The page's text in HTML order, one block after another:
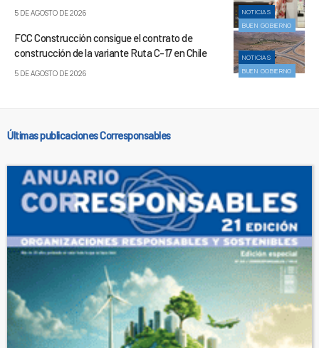
NOTICIAS
BUEN GOBIERNO
5 DE AGOSTO DE 2026
NOTICIAS
BUEN GOBIERNO
FCC Construcción consigue el contrato de
construcción de la variante Ruta C-17 en Chile
5 DE AGOSTO DE 2026
Últimas publicaciones Corresponsables